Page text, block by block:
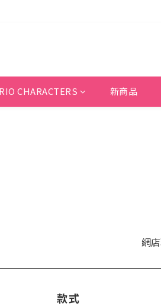
💗訂單一
💗訂單一
CHARACTERS 新商品
網
款式